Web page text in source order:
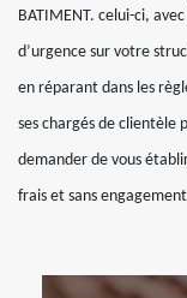
BATIMENT. celui-ci,
d’urgence sur votre
en réparant dans les
ses chargés de clientèle
demander de vous
frais et sans